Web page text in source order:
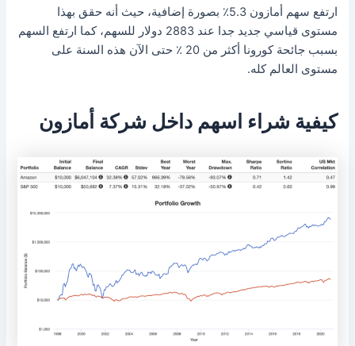
ارتفع سهم أمازون 5.3٪ بصورة إضافية، حيث أنه حقق بهذا
مستوى قياسي جديد جدا عند 2883 دولار للسهم، كما ارتفع السهم
بسبب جائحة كورونا أكثر من 20 ٪ حتى الآن هذه السنة على
مستوى العالم كله.
كيفية شراء اسهم داخل شركة أمازون